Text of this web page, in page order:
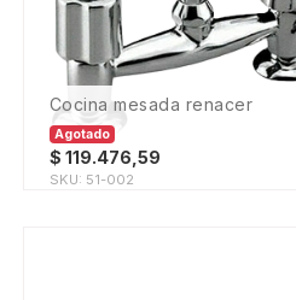
cocina mesada renacer
Agotado
$ 119.476,59
SKU: 51-002